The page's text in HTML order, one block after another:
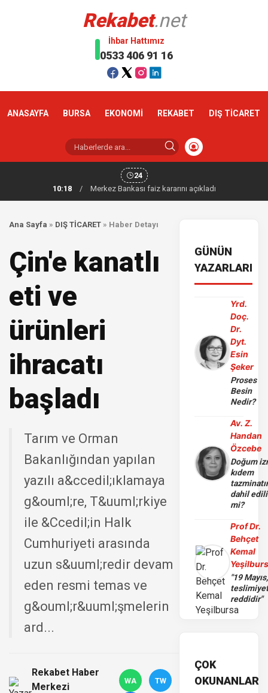
Rekabet.net
İhbar Hattımız
0533 406 91 16
ANASAYFA BURSA EKONOMİ REKABET DIŞ TİCARET
24
10:18
/ Merkez Bankası faiz kararını açıkladı
Ana Sayfa » DIŞ TİCARET » Haber Detayı
Çin'e kanatlı
eti ve
ürünleri
ihracatı
başladı
Tarım ve Orman
Bakanlığından yapılan
yazılı a&ccedil;ıklamaya
g&ouml;re, T&uuml;rkiye
ile &Ccedil;in Halk
Cumhuriyeti arasında
uzun s&uuml;redir devam
eden resmi temas ve
g&ouml;r&uuml;şmelerin
ard...
Rekabet Haber
Merkezi
WA TW
GÜNÜN
YAZARLARI
Yrd.
Doç.
Dr.
Dyt.
Esin
Şeker
Proses
Besin
Nedir?
Av. Z.
Handan
Özcebe
Doğum
kıdem
dahil
mi?
Prof Dr.
Behçet
Kemal
"19 Mayıs,
reddidir"
ÇOK
OKUNANLAR